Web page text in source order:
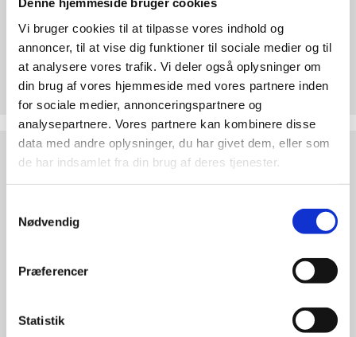
Vi bruger cookies til at tilpasse vores indhold og
annoncer, til at vise dig funktioner til sociale medier og til
at analysere vores trafik. Vi deler også oplysninger om
din brug af vores hjemmeside med vores partnere inden
for sociale medier, annonceringspartnere og
analysepartnere. Vores partnere kan kombinere disse
data med andre oplysninger, du har givet dem, eller som
de har indsamlet fra din brug af deres tjenester.
Nødvendig
Præferencer
Statistik
Bliv medlem af Retten til Liv
Forsvar det ufødte barn med et medlemskab.
Støt
Retten
til